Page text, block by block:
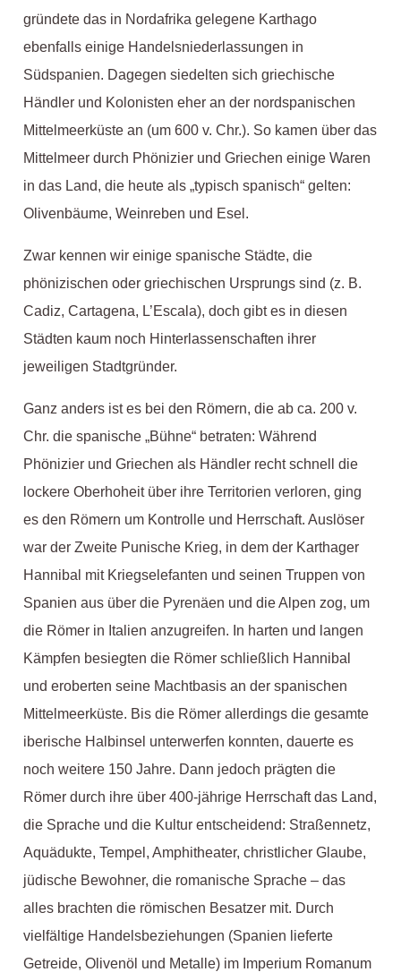
gründete das in Nordafrika gelegene Karthago
ebenfalls einige Handelsniederlassungen in
Südspanien. Dagegen siedelten sich griechische
Händler und Kolonisten eher an der nordspanischen
Mittelmeerküste an (um 600 v. Chr.). So kamen über das
Mittelmeer durch Phönizier und Griechen einige Waren
in das Land, die heute als „typisch spanisch“ gelten:
Olivenbäume, Weinreben und Esel.
Zwar kennen wir einige spanische Städte, die
phönizischen oder griechischen Ursprungs sind (z. B.
Cadiz, Cartagena, L’Escala), doch gibt es in diesen
Städten kaum noch Hinterlassenschaften ihrer
jeweiligen Stadtgründer.
Ganz anders ist es bei den Römern, die ab ca. 200 v.
Chr. die spanische „Bühne“ betraten: Während
Phönizier und Griechen als Händler recht schnell die
lockere Oberhoheit über ihre Territorien verloren, ging
es den Römern um Kontrolle und Herrschaft. Auslöser
war der Zweite Punische Krieg, in dem der Karthager
Hannibal mit Kriegselefanten und seinen Truppen von
Spanien aus über die Pyrenäen und die Alpen zog, um
die Römer in Italien anzugreifen. In harten und langen
Kämpfen besiegten die Römer schließlich Hannibal
und eroberten seine Machtbasis an der spanischen
Mittelmeerküste. Bis die Römer allerdings die gesamte
iberische Halbinsel unterwerfen konnten, dauerte es
noch weitere 150 Jahre. Dann jedoch prägten die
Römer durch ihre über 400-jährige Herrschaft das Land,
die Sprache und die Kultur entscheidend: Straßennetz,
Aquädukte, Tempel, Amphitheater, christlicher Glaube,
jüdische Bewohner, die romanische Sprache – das
alles brachten die römischen Besatzer mit. Durch
vielfältige Handelsbeziehungen (Spanien lieferte
Getreide, Olivenöl und Metalle) im Imperium Romanum